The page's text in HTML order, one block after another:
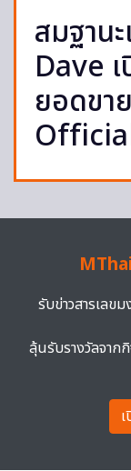
สมฐาน
Dave
ยอดขา
รับข่าวสารเลข
ลุ้นรับรางวัลจาก